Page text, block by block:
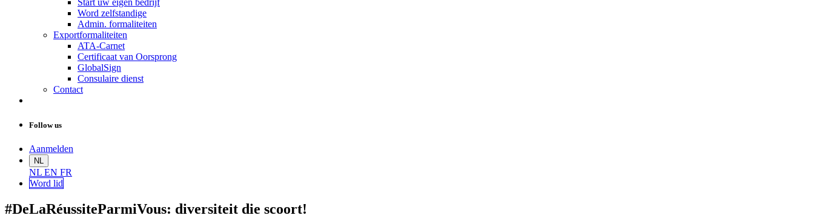
Start uw eigen bedrijf
Word zelfstandige
Admin. formaliteiten
Exportformaliteiten
ATA-Carnet
Certificaat van Oorsprong
GlobalSign
Consulaire dienst
Contact
Follow us
Aanmelden
NL
NL EN FR
Word lid
#DeLaRéussiteParmiVous: diversiteit die scoort!